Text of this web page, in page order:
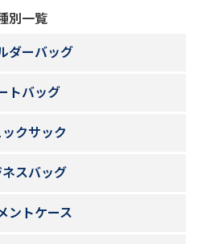
別一覧
ダーバッグ
トバッグ
ックサック
ネスバッグ
ントケース